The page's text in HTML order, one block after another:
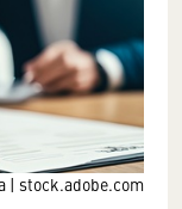
| stock.adobe.com